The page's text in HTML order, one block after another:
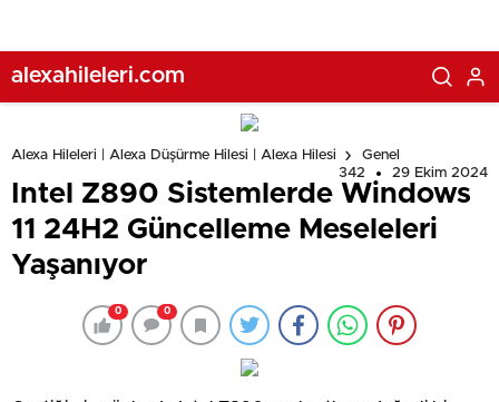
alexahileleri.com
Alexa Hileleri | Alexa Düşürme Hilesi | Alexa Hilesi
Genel
342
29 Ekim 2024
Intel Z890 Sistemlerde Windows
11 24H2 Güncelleme Meseleleri
Yaşanıyor
0 0